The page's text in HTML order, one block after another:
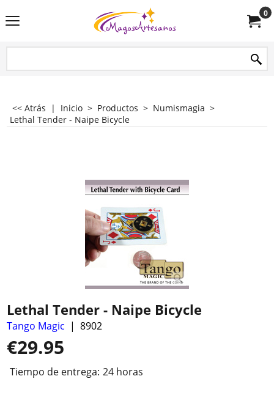
0
<< Atrás | Inicio > Productos > Numismagia >
Lethal Tender - Naipe Bicycle
Lethal Tender - Naipe Bicycle
Tango Magic 8902
€29.95
Tiempo de entrega: 24 horas